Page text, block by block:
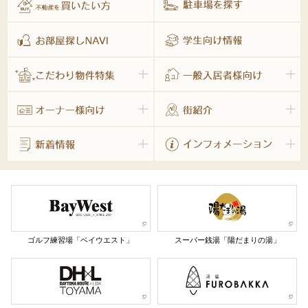
ゴルフ練習場「ベイウエスト」 スーパー銭湯「陽だまりの湯」